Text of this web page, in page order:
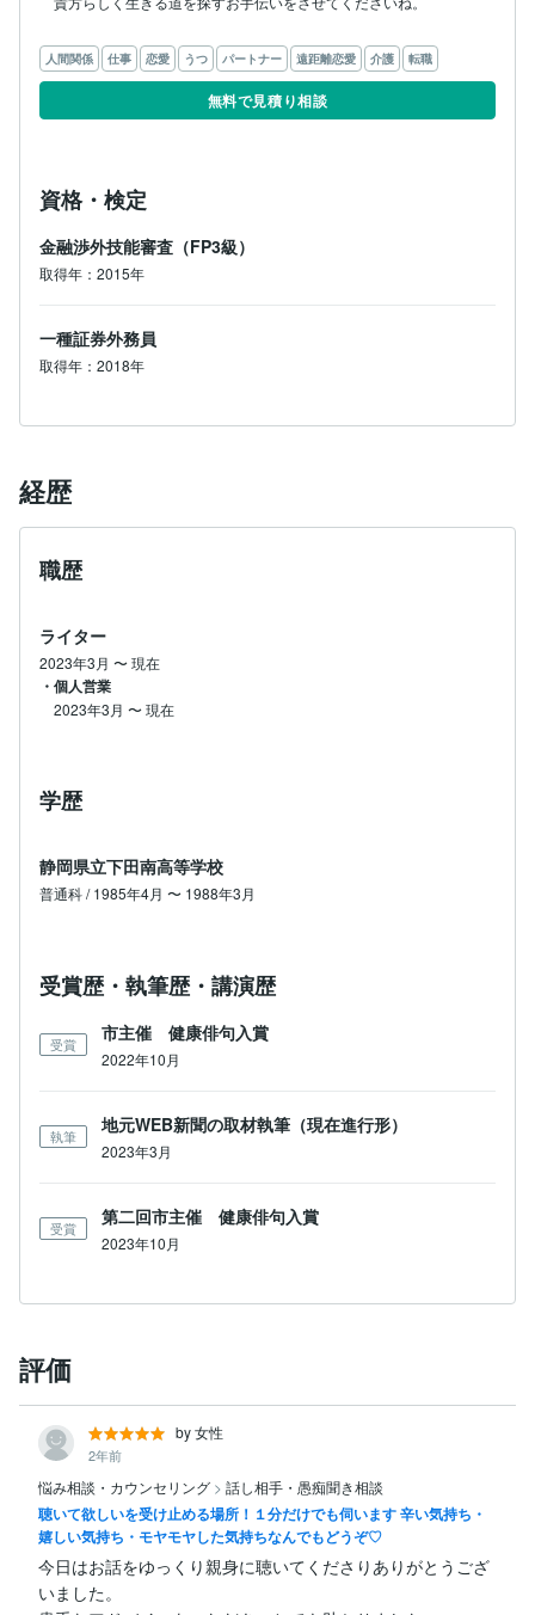
人間関係 仕事 恋愛 うつ パートナー 遠距離恋愛 介護 転職
無料で見積り相談
資格・検定
金融渉外技能審査（FP3級）
取得年：2015年
一種証券外務員
取得年：2018年
経歴
職歴
ライター
2023年3月 〜現在
・個人営業
2023年3月 〜現在
学歴
静岡県立下田南高等学校
普通科 / 1985年4月 〜 1988年3月
受賞歴・執筆歴・講演歴
受賞
市主催 健康俳句入賞
2022年10月
執筆
地元WEB新聞の取材執筆（現在進行形）
2023年3月
受賞
第二回市主催 健康俳句入賞
2023年10月
評価
by 女性
2年前
悩み相談・カウンセリング > 話し相手・愚痴聞き相談
聴いて欲しいを受け止める場所！１分だけでも伺います 辛い気持ち・
嬉しい気持ち・モヤモヤした気持ちなんでもどうぞ♡
今日はお話をゆっくり親身に聴いてくださりありがとうござ
いました。